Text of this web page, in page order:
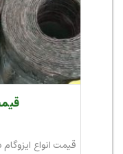
قیمت انواع